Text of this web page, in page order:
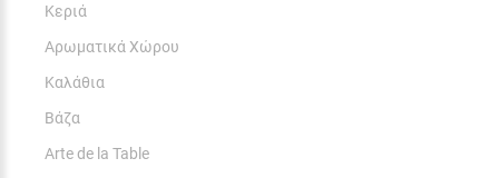
Κεριά
Αρωματικά Χώρου
Καλάθια
Βάζα
Arte de la Table